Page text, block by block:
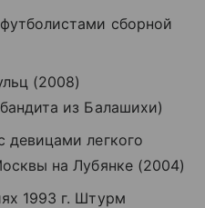
сборной
(2008)
из Балашихи)
девицами легкого
на Лубянке (2004)
1993 г. Штурм